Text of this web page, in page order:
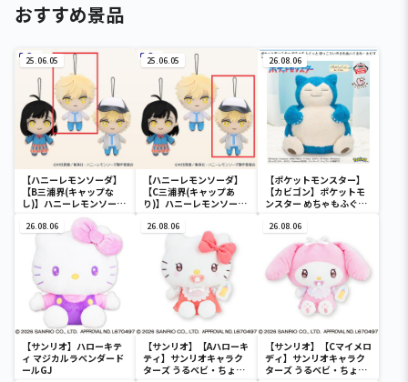
おすすめ景品
25.06.05
【ハニーレモンソーダ】
【B三浦界(キャップな
し)】ハニーレモンソーダ
25.06.05
【ハニーレモンソーダ】
【C三浦界(キャップあ
り)】ハニーレモンソーダ
26.08.06
【ポケットモンスター】
【カビゴン】ポケットモ
ンスター めちゃもふぐっ
ぐるみ～カビゴン～
26.08.06
【サンリオ】ハローキテ
ィ マジカルラベンダード
ールGJ
26.08.06
【サンリオ】【Aハローキ
ティ】サンリオキャラク
ターズ うるベビ・ちょい
26.08.06
【サンリオ】【Cマイメロ
ディ】サンリオキャラク
ターズ うるベビ・ちょい